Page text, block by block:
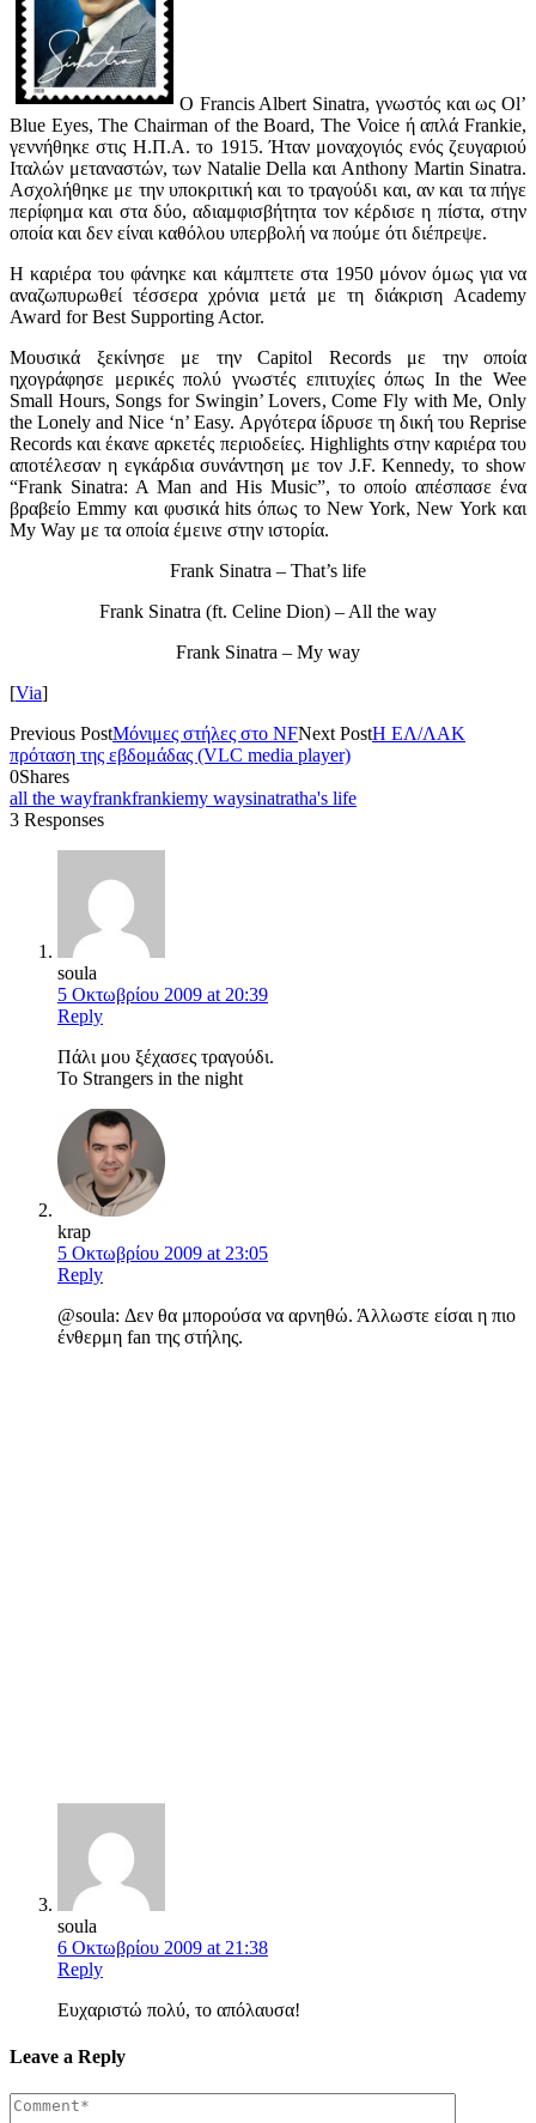
Ο Francis Albert Sinatra, γνωστός και ως Ol’
Blue Eyes, The Chairman of the Board, The Voice ή απλά Frankie,
γεννήθηκε στις Η.Π.Α. το 1915. Ήταν μοναχογιός ενός ζευγαριού
Ιταλών μεταναστών, των Natalie Della και Anthony Martin Sinatra.
Ασχολήθηκε με την υποκριτική και το τραγούδι και, αν και τα πήγε
περίφημα και στα δύο, αδιαμφισβήτητα τον κέρδισε η πίστα, στην
οποία και δεν είναι καθόλου υπερβολή να πούμε ότι διέπρεψε.
Η καριέρα του φάνηκε και κάμπτετε στα 1950 μόνον όμως για να
αναζωπυρωθεί τέσσερα χρόνια μετά με τη διάκριση Academy
Award for Best Supporting Actor.
Μουσικά ξεκίνησε με την Capitol Records με την οποία
ηχογράφησε μερικές πολύ γνωστές επιτυχίες όπως In the Wee
Small Hours, Songs for Swingin’ Lovers, Come Fly with Me, Only
the Lonely and Nice ‘n’ Easy. Αργότερα ίδρυσε τη δική του Reprise
Records και έκανε αρκετές περιοδείες. Highlights στην καριέρα του
αποτέλεσαν η εγκάρδια συνάντηση με τον J.F. Kennedy, το show
“Frank Sinatra: A Man and His Music”, το οποίο απέσπασε ένα
βραβείο Emmy και φυσικά hits όπως το New York, New York και
My Way με τα οποία έμεινε στην ιστορία.
Frank Sinatra – That’s life
Frank Sinatra (ft. Celine Dion) – All the way
Frank Sinatra – My way
[Via]
Previous PostΜόνιμες στήλες στο NFNext PostΗ ΕΛ/ΛΑΚ
πρόταση της εβδομάδας (VLC media player)
0Shares
all the wayfrankfrankiemy waysinatratha's life
3 Responses
soula
5 Οκτωβρίου 2009 at 20:39
Reply
Πάλι μου ξέχασες τραγούδι.
Το Strangers in the night
krap
5 Οκτωβρίου 2009 at 23:05
Reply
@soula: Δεν θα μπορούσα να αρνηθώ. Άλλωστε είσαι η πιο
ένθερμη fan της στήλης.
soula
6 Οκτωβρίου 2009 at 21:38
Reply
Ευχαριστώ πολύ, το απόλαυσα!
Leave a Reply